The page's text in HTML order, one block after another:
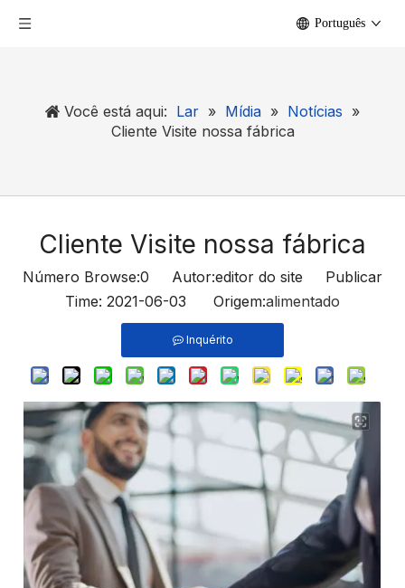
Português
Você está aqui: Lar » Mídia » Notícias »
Cliente Visite nossa fábrica
Cliente Visite nossa fábrica
Número Browse:0 Autor:editor do site Publicar
Time: 2021-06-03 Origem:alimentado
Inquérito